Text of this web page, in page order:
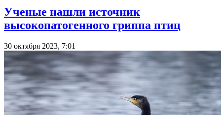
Ученые нашли источник
высокопатогенного гриппа птиц
30 октября 2023, 7:01